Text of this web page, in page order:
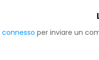
connesso per inviare un